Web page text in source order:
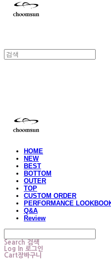
HOME
NEW
BEST
BOTTOM
OUTER
TOP
CUSTOM ORDER
PERFORMANCE
Q&A
Review
Search 검색
Log In 로그인
Cart장바구니